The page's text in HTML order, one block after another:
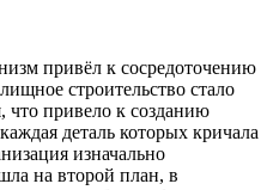
привёл к сосредоточению
строительство стало
что привело к созданию
деталь которых кричала
изначально
на второй план, в